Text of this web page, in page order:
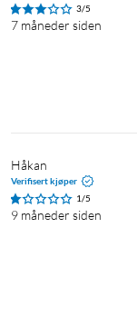
3/5
7 måneder siden
Håkan
Verifisert kjøper
1/5
9 måneder siden